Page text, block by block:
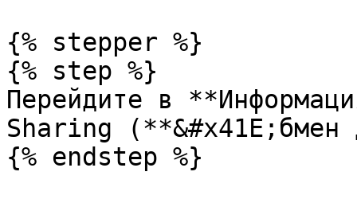
{% stepper %}
{% step %}
Перейдите в
Sharing (**&#x41E;бмен
{% endstep %}